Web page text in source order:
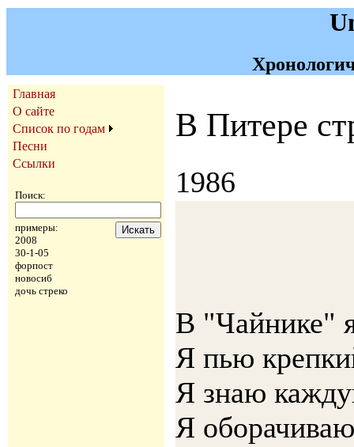
Главная
О сайте
Список по годам
Песни
Ссылки
Поиск:
примеры:
2008
30-1-05
форпост
новосиб
дочь стреко
В Питере
1986
В "Чайнике"
Я пью
Я знаю
Я